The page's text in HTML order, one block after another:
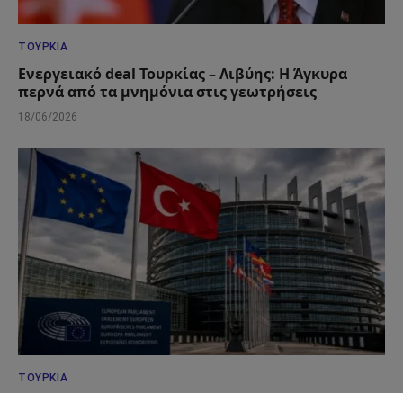
ΤΟΥΡΚΊΑ
Ενεργειακό deal Τουρκίας – Λιβύης: Η Άγκυρα
περνά από τα μνημόνια στις γεωτρήσεις
18/06/2026
ΤΟΥΡΚΊΑ